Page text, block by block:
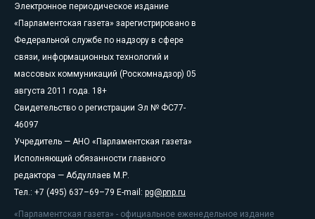
Электронное периодическое издание
«Парламентская газета» зарегистрировано в
Федеральной службе по надзору в сфере
связи, информационных технологий и
массовых коммуникаций (Роскомнадзор) 05
августа 2011 года. 18+
Свидетельство о регистрации Эл № ФС77-
46097
Учредитель — АНО «Парламентская газета»
Исполняющий обязанности главного
редактора — Абдуллаев М.Р.
Тел.: +7 (495) 637–69–79 E-mail: pg@pnp.ru
«Парламентская газета» - официальное еженедельное издание